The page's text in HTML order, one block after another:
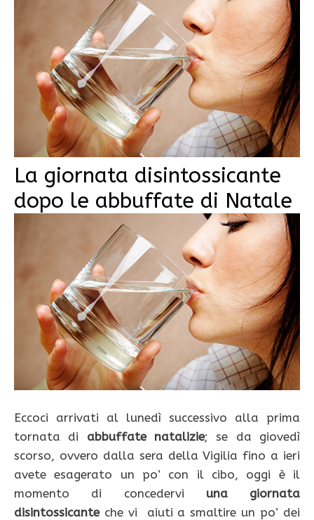
La giornata disintossicante
dopo le abbuffate di Natale
Eccoci arrivati al lunedì successivo alla prima
tornata di abbuffate natalizie; se da giovedì
scorso, ovvero dalla sera della Vigilia fino a ieri
avete esagerato un po’ con il cibo, oggi è il
momento di concedervi una giornata
disintossicanteche vi aiuti a smaltire un po’ dei